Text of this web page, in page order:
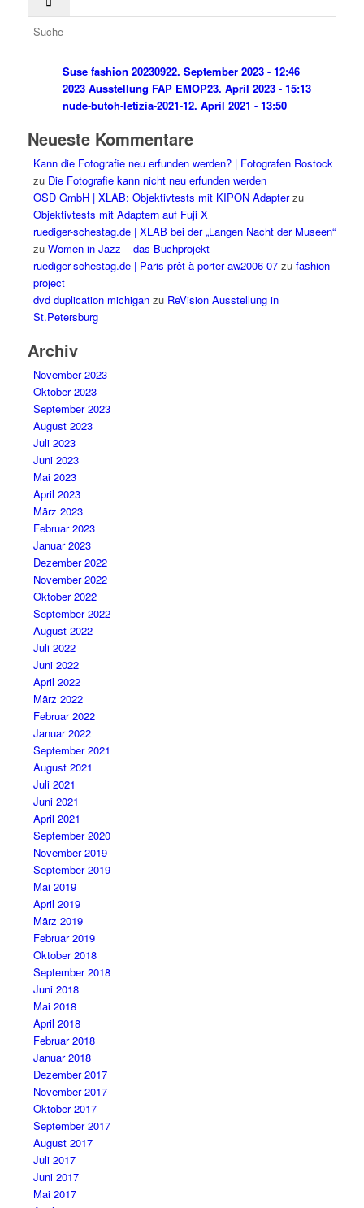
Suse fashion 20230922. September 2023 - 12:46
2023 Ausstellung FAP EMOP23. April 2023 - 15:13
nude-butoh-letizia-2021-12. April 2021 - 13:50
Neueste Kommentare
Kann die Fotografie neu erfunden werden? | Fotografen Rostock
zu Die Fotografie kann nicht neu erfunden werden
OSD GmbH | XLAB: Objektivtests mit KIPON Adapterzu
Objektivtests mit Adaptern auf Fuji X
ruediger-schestag.de | XLAB bei der „Langen Nacht der Museen“
zu Women in Jazz – das Buchprojekt
ruediger-schestag.de | Paris prêt-à-porter aw2006-07zu fashion
project
dvd duplication michiganzu ReVision Ausstellung in
St.Petersburg
Archiv
November 2023
Oktober 2023
September 2023
August 2023
Juli 2023
Juni 2023
Mai 2023
April 2023
März 2023
Februar 2023
Januar 2023
Dezember 2022
November 2022
Oktober 2022
September 2022
August 2022
Juli 2022
Juni 2022
April 2022
März 2022
Februar 2022
Januar 2022
September 2021
August 2021
Juli 2021
Juni 2021
April 2021
September 2020
November 2019
September 2019
Mai 2019
April 2019
März 2019
Februar 2019
Oktober 2018
September 2018
Juni 2018
Mai 2018
April 2018
Februar 2018
Januar 2018
Dezember 2017
November 2017
Oktober 2017
September 2017
August 2017
Juli 2017
Juni 2017
Mai 2017